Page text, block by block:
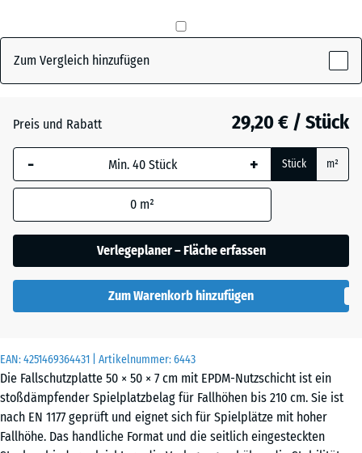
EAN:4251469364431 | Artikelnummer:6443
Die Fallschutzplatte 50 × 50 × 7 cm mit EPDM-Nutzschicht ist ein
stoßdämpfender Spielplatzbelag für Fallhöhen bis 210 cm. Sie ist
nach EN 1177 geprüft und eignet sich für Spielplätze mit hoher
Fallhöhe. Das handliche Format und die seitlich eingesteckten
Cotta(active)
Atlantik
Dunkelgrauer
Rasen
Grauer
Granit
Zum Vergleich hinzufügen
Preis und Rabatt 29,20 € / Stück
- + Stück m²
0 m²
Verlegeplaner – Fläche erfassen
Zum Warenkorb hinzufügen